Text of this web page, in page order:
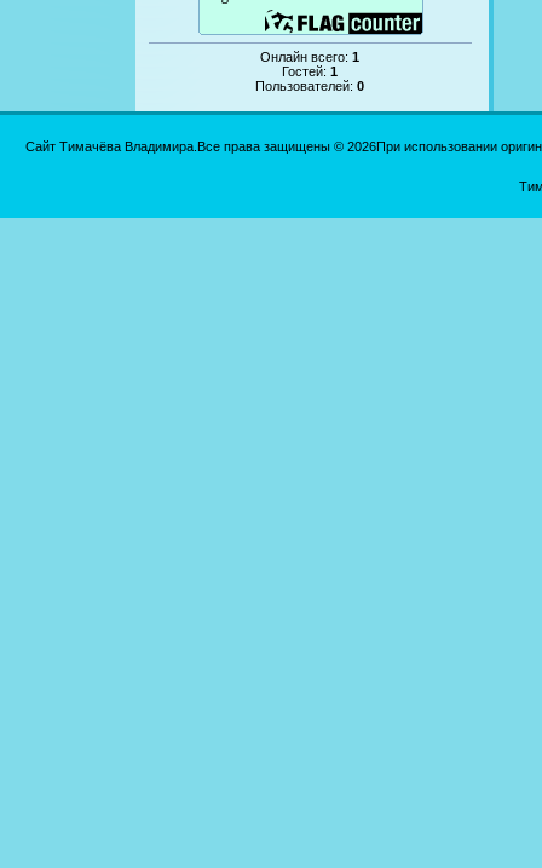
Онлайн всего:1
Гостей:1
Пользователей:0
Сайт Тимачёва Владимира.Все права защищены © 2026При использовании